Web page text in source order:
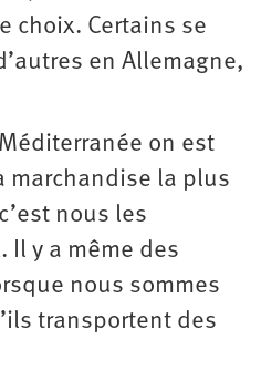
choix. Certains se
en Allemagne,
on est
marchandise la plus
nous les
Il y a même des
nous sommes
transportent des